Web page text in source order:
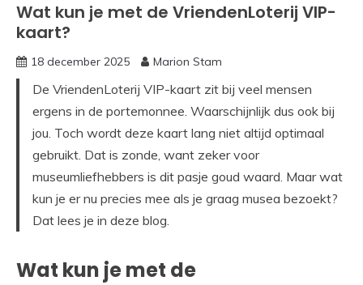
Wat kun je met de VriendenLoterij VIP-
kaart?
18 december 2025 Marion Stam
De VriendenLoterij VIP-kaart zit bij veel mensen
ergens in de portemonnee. Waarschijnlijk dus ook bij
jou. Toch wordt deze kaart lang niet altijd optimaal
gebruikt. Dat is zonde, want zeker voor
museumliefhebbers is dit pasje goud waard. Maar wat
kun je er nu precies mee als je graag musea bezoekt?
Dat lees je in deze blog.
Wat kun je met de